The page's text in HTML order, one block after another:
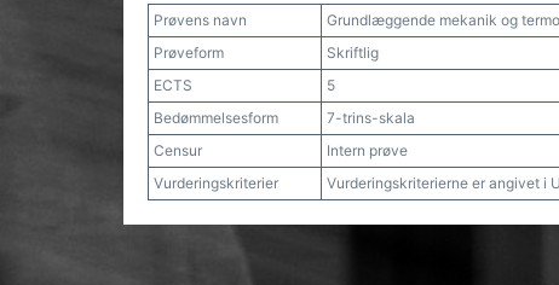
Prøvens navn
Grundlæggende mekanik og
Prøveform
Skriftlig
ECTS
5
Bedømmelsesform
7-trins-skala
Censur
Intern prøve
Vurderingskriterier
Vurderingskriterierne er angivet i